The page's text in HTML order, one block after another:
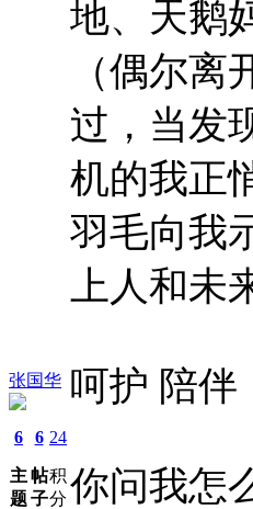
张国华
6
主
题
6
帖
子
24
积
分
地、天鹅
（偶尔
过，当发
机的我正
羽毛向我
上人和未
呵护 陪伴
你问我怎